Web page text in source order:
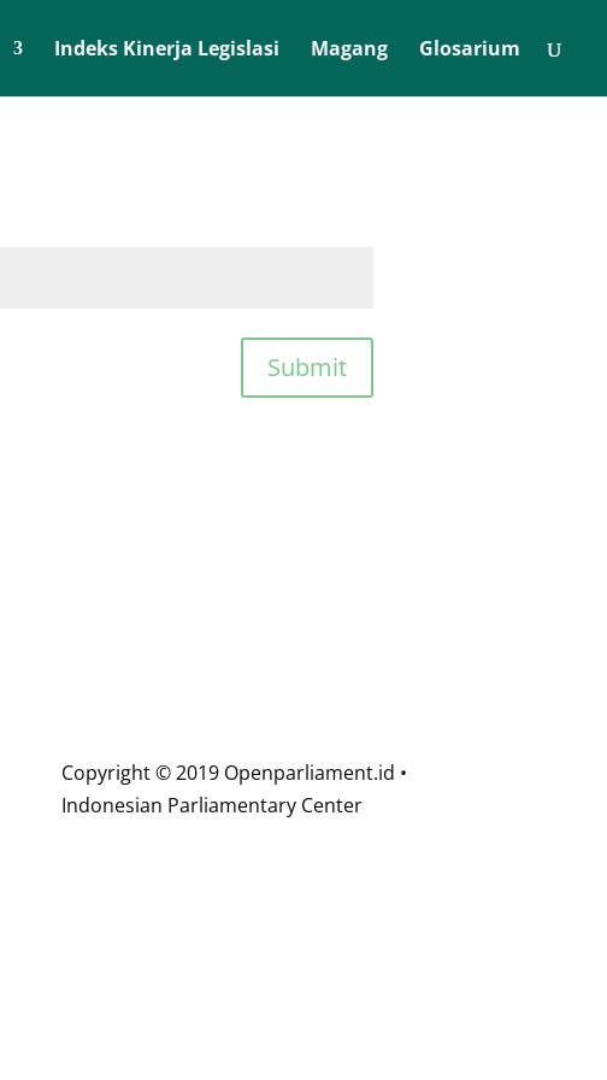
Indeks Kinerja Legislasi Magang Glosarium
Submit
Copyright © 2019 Openparliament.id •
Indonesian Parliamentary Center